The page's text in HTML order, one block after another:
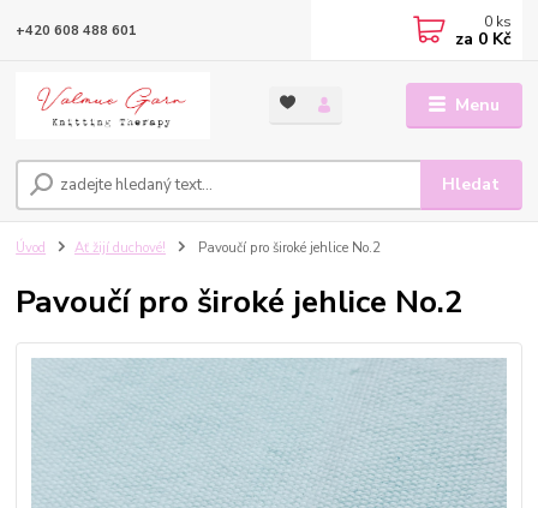
Menu
Hledat
+420 608 488 601 0 ks
za 0 Kč
Úvod Ať žijí duchové! Pavoučí pro široké jehlice No.2
Pavoučí pro široké jehlice No.2